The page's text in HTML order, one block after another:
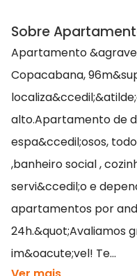
Sobre
Apartamento
Copacabana,
alto.Apartamento de
espa&ccedil;osos,
,banheiro social ,
servi&ccedil;o e
apartamentos por
24h.&quot;Avaliamos
im&oacute;vel! Te...